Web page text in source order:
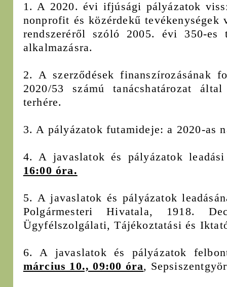
1. A 2020. évi ifjúsági pályázatok
nonprofit és közérdekű tevékenységek
rendszeréről szóló 2005. évi 350-
alkalmazásra.
2. A szerződések finanszírozásának
2020/53 számú tanácshatározat
terhére.
3. A pályázatok futamideje: a 2020-as
4. A javaslatok és pályázatok
16:00 óra.
5. A javaslatok és pályázatok
Polgármesteri Hivatala, 1918.
Ügyfélszolgálati, Tájékoztatási és
6. A javaslatok és pályázatok
március 10., 09:00 óra,